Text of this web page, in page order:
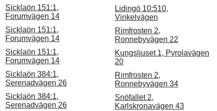
Sicklaön 151:1,
Forumvägen 14
Sicklaön 151:1,
Forumvägen 14
Sicklaön 151:1,
Forumvägen 14
Sicklaön 384:1,
Serenadvägen 26
Sicklaön 384:1,
Serenadvägen 26
Lidingö 10:510,
Vinkelvägen
Rimfrosten 2,
Ronnebyvägen 22
Kungsljuset 1, Pyrolavägen
20
Rimfrosten 2,
Ronnebyvägen 34
Snöfallet 2,
Karlskronavägen 43